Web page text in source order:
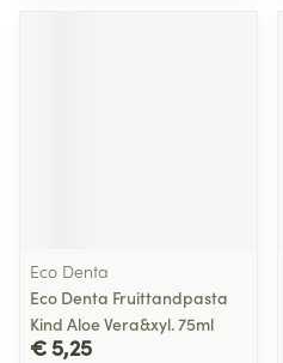
Eco Denta
Eco Denta Fruittandpasta
Kind Aloe Vera&xyl. 75ml
€ 5,25